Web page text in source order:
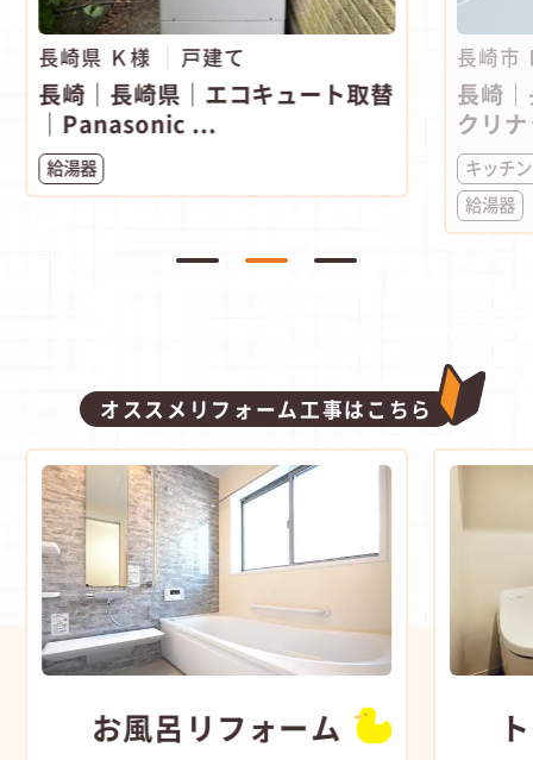
長崎県 Ｋ様 戸建て
長崎｜長崎県｜エコキュート取替
｜Panasonic ...
給湯器
長崎市
長崎
クリ
キッチン
給湯器
オススメリフォーム工事はこちら
お風呂 リフォーム